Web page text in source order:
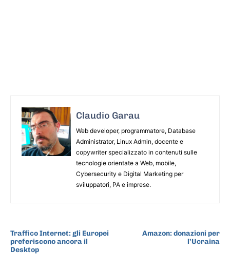
Claudio Garau
Web developer, programmatore, Database
Administrator, Linux Admin, docente e
copywriter specializzato in contenuti sulle
tecnologie orientate a Web, mobile,
Cybersecurity e Digital Marketing per
sviluppatori, PA e imprese.
Traffico Internet: gli Europei
preferiscono ancora il
Desktop
Amazon: donazioni per
l’Ucraina